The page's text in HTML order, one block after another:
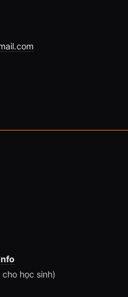
học sinh)